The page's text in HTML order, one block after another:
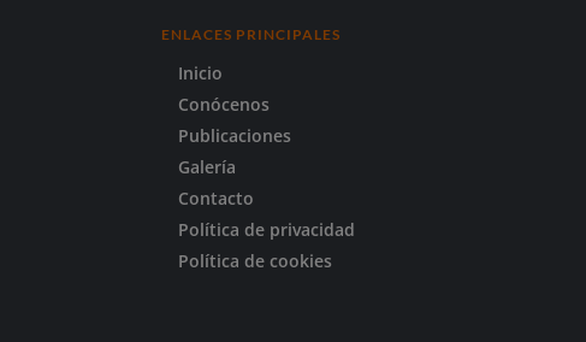
ENLACES PRINCIPALES
Inicio
Conócenos
Publicaciones
Galería
Contacto
Política de privacidad
Política de cookies